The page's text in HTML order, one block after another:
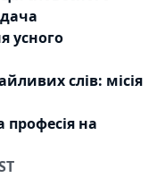
усного
слів: місія
на